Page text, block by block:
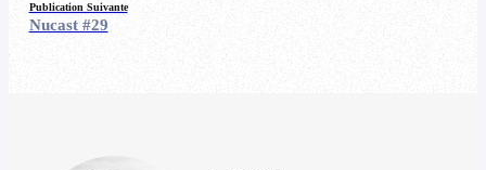
Publication Suivante
Nucast #29